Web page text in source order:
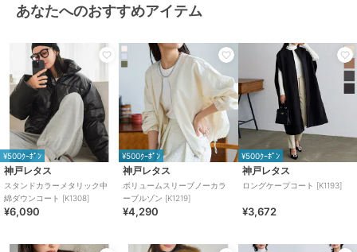
あなたへのおすすめアイテム
¥500ｸｰﾎﾟﾝ
神戸レタス
スタンドカラーメタリック中
綿ダウンコート [K1308]
¥6,090
¥500ｸｰﾎﾟﾝ
神戸レタス
ボリュームスリーブノーカラ
ーブルゾン [K1219]
¥4,290
¥500ｸｰﾎﾟﾝ
神戸レタス
ロングケープコート [K1193]
¥3,672